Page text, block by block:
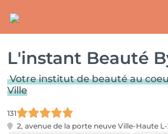
L'instant Beauté
Votre institut de beauté au
Ville
131
2, avenue de la porte neuve Ville-Haute